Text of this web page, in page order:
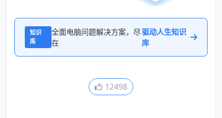
知识
库
全面电脑问题解决方案，尽
在
驱动人生知识
库
12498